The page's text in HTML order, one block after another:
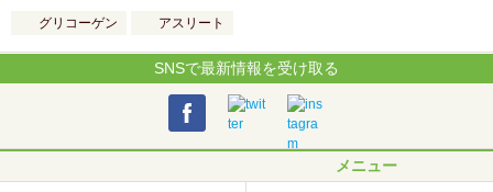
グリコーゲン アスリート
SNSで最新情報を受け取る
メニュー